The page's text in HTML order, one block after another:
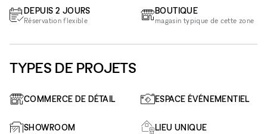
DEPUIS 2 JOURS
Réservation flexible
BOUTIQUE
magasin typique de cette zone
TYPES DE PROJETS
COMMERCE DE DÉTAIL ESPACE ÉVÉNEMENTIEL
SHOWROOM LIEU UNIQUE